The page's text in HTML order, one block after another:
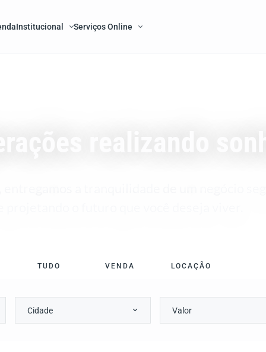
Institucional Serviços Online
TUDO VENDA LOCAÇÃO
Cidade Valor